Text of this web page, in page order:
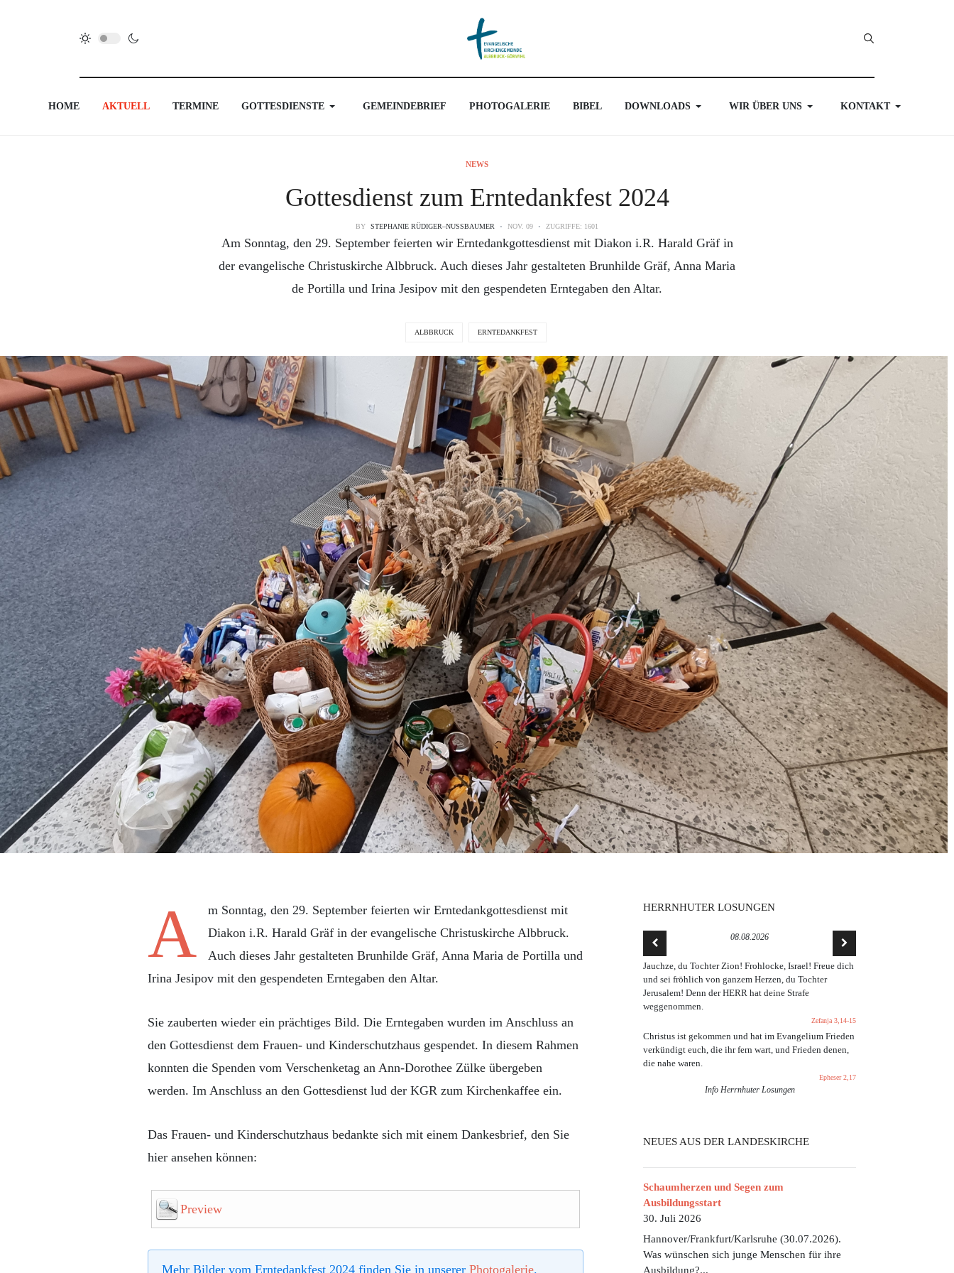
HOME AKTUELL TERMINE GOTTESDIENSTE GEMEINDEBRIEF PHOTOGALERIE BIBEL DOWNLOADS WIR ÜBER UNS KONTAKT
NEWS
Gottesdienst zum Erntedankfest 2024
BY STEPHANIE RÜDIGER–NUSSBAUMER NOV. 09 ZUGRIFFE: 1601
Am Sonntag, den 29. September feierten wir Erntedankgottesdienst mit Diakon i.R. Harald Gräf in
der evangelische Christuskirche Albbruck. Auch dieses Jahr gestalteten Brunhilde Gräf, Anna Maria
de Portilla und Irina Jesipov mit den gespendeten Erntegaben den Altar.
ALBBRUCK ERNTEDANKFEST
A
m Sonntag, den 29. September feierten wir Erntedankgottesdienst mit
Diakon i.R. Harald Gräf in der evangelische Christuskirche Albbruck.
Auch dieses Jahr gestalteten Brunhilde Gräf, Anna Maria de Portilla und
Irina Jesipov mit den gespendeten Erntegaben den Altar.
Sie zauberten wieder ein prächtiges Bild. Die Erntegaben wurden im Anschluss an
den Gottesdienst dem Frauen- und Kinderschutzhaus gespendet. In diesem Rahmen
konnten die Spenden vom Verschenketag an Ann-Dorothee Zülke übergeben
werden. Im Anschluss an den Gottesdienst lud der KGR zum Kirchenkaffee ein.
Das Frauen- und Kinderschutzhaus bedankte sich mit einem Dankesbrief, den Sie
hier ansehen können:
Preview
Mehr Bilder vom Erntedankfest 2024 finden Sie in unserer Photogalerie.
HERRNHUTER LOSUNGEN
08.08.2026
Jauchze, du Tochter Zion! Frohlocke, Israel! Freue dich
und sei fröhlich von ganzem Herzen, du Tochter
Jerusalem! Denn der HERR hat deine Strafe
weggenommen.
Zefanja 3,14-15
Christus ist gekommen und hat im Evangelium Frieden
verkündigt euch, die ihr fern wart, und Frieden denen,
die nahe waren.
Epheser 2,17
Info Herrnhuter Losungen
NEUES AUS DER LANDESKIRCHE
Schaumherzen und Segen zum
Ausbildungsstart
30. Juli 2026
Hannover/Frankfurt/Karlsruhe (30.07.2026).
Was wünschen sich junge Menschen für ihre
Ausbildung?...